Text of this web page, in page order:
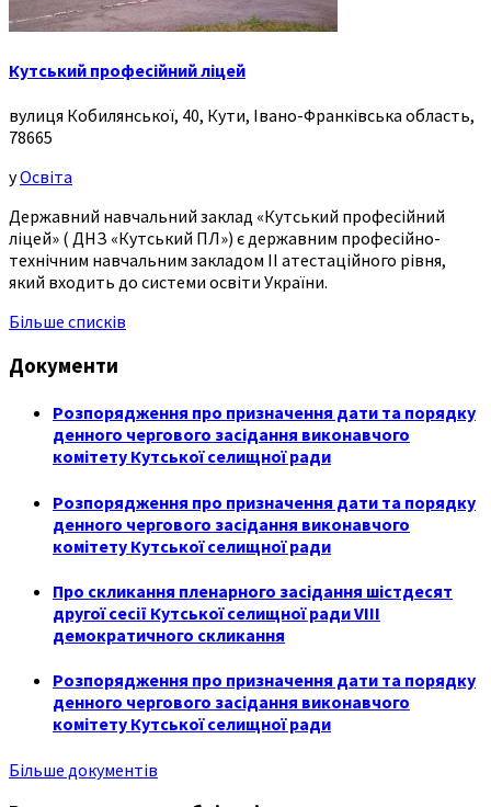
Кутський професійний ліцей
вулиця Кобилянської, 40, Кути, Івано-Франківська область,
78665
уОсвіта
Державний навчальний заклад «Кутський професійний
ліцей» ( ДНЗ «Кутський ПЛ») є державним професійно-
технічним навчальним закладом ІІ атестаційного рівня,
який входить до системи освіти України.
Більше списків
Документи
Розпорядження про призначення дати та порядку
денного чергового засідання виконавчого
комітету Кутської селищної ради
Розпорядження про призначення дати та порядку
денного чергового засідання виконавчого
комітету Кутської селищної ради
Про скликання пленарного засідання шістдесят
другої сесії Кутської селищної ради VIII
демократичного скликання
Розпорядження про призначення дати та порядку
денного чергового засідання виконавчого
комітету Кутської селищної ради
Більше документів